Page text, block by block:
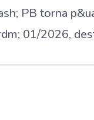
PB torna
01/2026,